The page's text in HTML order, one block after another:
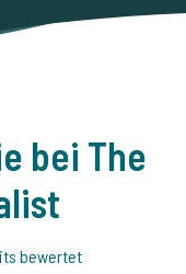
bei The
bewertet